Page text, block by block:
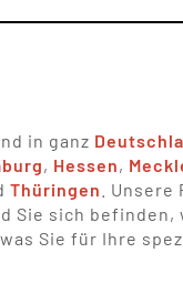
in ganz
, Hessen,
Thüringen .
Sie sich
Sie für Ihre